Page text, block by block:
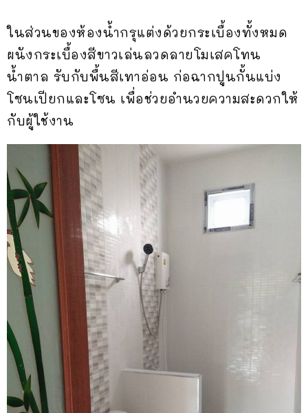
ในส่วนของห้องน้ำกรุแต่งด้วยกระเบื้องทั้งหมด
ผนังกระเบื้องสีขาวเล่นลวดลายโมเสคโทน
น้ำตาล รับกับพื้นสีเทาอ่อน ก่อฉากปูนกั้นแบ่ง
โซนเปียกและโซน เพื่อช่วยอำนวยความสะดวกให้
กับผู้ใช้งาน